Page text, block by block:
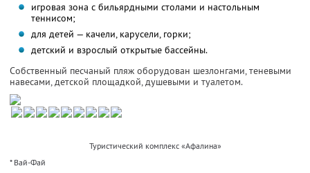
игровая зона с бильярдными столами и настольным
теннисом;
для детей — качели, карусели, горки;
детский и взрослый открытые бассейны.
Собственный песчаный пляж оборудован шезлонгами, теневыми
навесами, детской площадкой, душевыми и туалетом.
Туристический комплекс «Афалина»
* Вай-Фай